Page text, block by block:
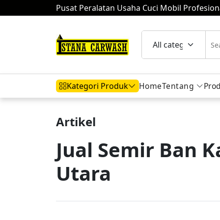
Pusat Peralatan Usaha Cuci Mobil
Kategori Produk
Hidrolik Mobil Hidrolik Motor
HomeTentang
Artikel
Jual Semir Ban
Utara